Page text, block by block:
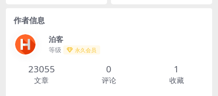
作者信息
泊客
等级 永久会员
23055
文章
0
评论
1
收藏